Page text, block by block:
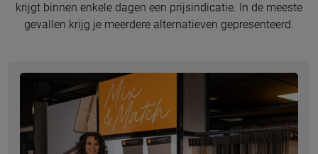
krijgt binnen enkele dagen een prijsindicatie. In de meeste
gevallen krijg je meerdere alternatieven gepresenteerd.